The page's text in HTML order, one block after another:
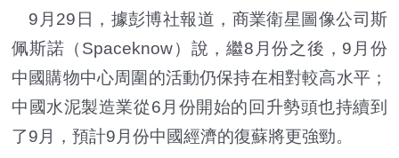
9月29日，據彭博社報道，商業衛星圖像公司斯
佩斯諾（Spaceknow）說，繼8月份之後，9月份
中國購物中心周圍的活動仍保持在相對較高水平；
中國水泥製造業從6月份開始的回升勢頭也持續到
了9月，預計9月份中國經濟的復蘇將更強勁。